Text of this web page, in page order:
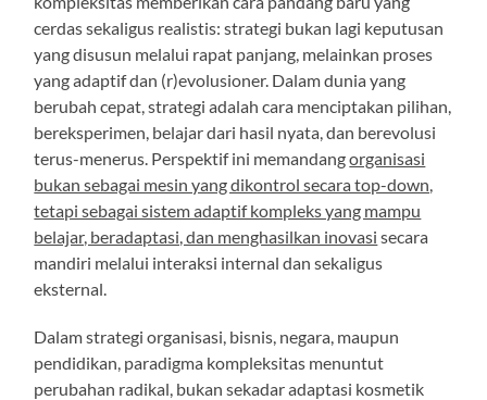
cerdas sekaligus realistis: strategi bukan lagi keputusan
yang disusun melalui rapat panjang, melainkan proses
yang adaptif dan (r)evolusioner. Dalam dunia yang
berubah cepat, strategi adalah cara menciptakan pilihan,
bereksperimen, belajar dari hasil nyata, dan berevolusi
terus-menerus. Perspektif ini memandangorganisasi
bukan sebagai mesin yang dikontrol secara top-down,
tetapi sebagai sistem adaptif kompleks yang mampu
belajar, beradaptasi, dan menghasilkan inovasi secara
mandiri melalui interaksi internal dan sekaligus
eksternal.
Dalam strategi organisasi, bisnis, negara, maupun
pendidikan, paradigma kompleksitas menuntut
perubahan radikal, bukan sekadar adaptasi kosmetik